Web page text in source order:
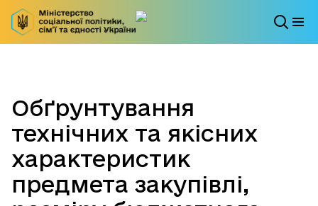
Обґрунтування
технічних та якісних
характеристик
предмета закупівлі,